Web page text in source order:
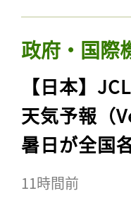
政府・国際
【日本】
天気予報（
暑日が全国
11時間前